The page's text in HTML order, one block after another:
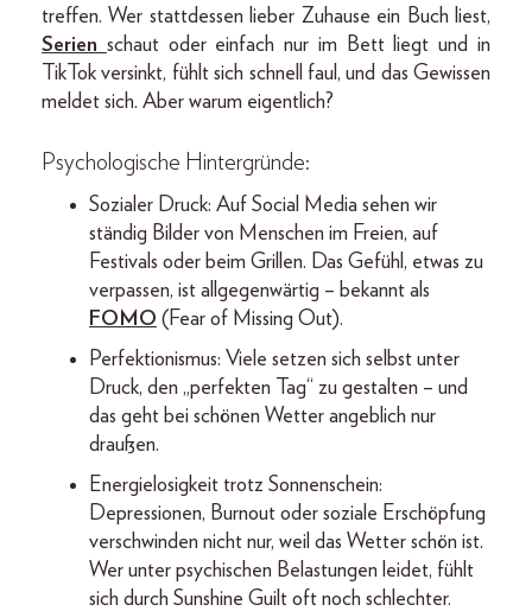
treffen. Wer stattdessen lieber Zuhause ein Buch liest,
Serien schaut oder einfach nur im Bett liegt und in
TikTok versinkt, fühlt sich schnell faul, und das Gewissen
meldet sich. Aber warum eigentlich?
Psychologische Hintergründe:
Sozialer Druck: Auf Social Media sehen wir
ständig Bilder von Menschen im Freien, auf
Festivals oder beim Grillen. Das Gefühl, etwas zu
verpassen, ist allgegenwärtig – bekannt als
FOMO (Fear of Missing Out).
Perfektionismus: Viele setzen sich selbst unter
Druck, den „perfekten Tag“ zu gestalten – und
das geht bei schönen Wetter angeblich nur
draußen.
Energielosigkeit trotz Sonnenschein:
Depressionen, Burnout oder soziale Erschöpfung
verschwinden nicht nur, weil das Wetter schön ist.
Wer unter psychischen Belastungen leidet, fühlt
sich durch Sunshine Guilt oft noch schlechter.